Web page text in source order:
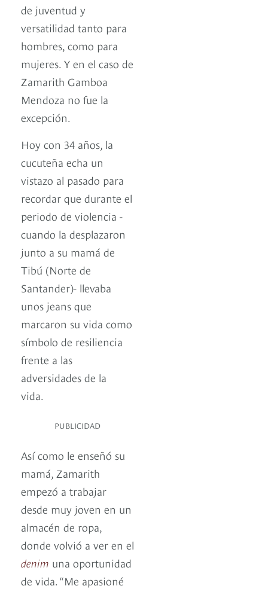
de juventud y
versatilidad tanto para
hombres, como para
mujeres. Y en el caso de
Zamarith Gamboa
Mendoza no fue la
excepción.
Hoy con 34 años, la
cucuteña echa un
vistazo al pasado para
recordar que durante el
periodo de violencia -
cuando la desplazaron
junto a su mamá de
Tibú (Norte de
Santander)- llevaba
unos jeans que
marcaron su vida como
símbolo de resiliencia
frente a las
adversidades de la
vida.
PUBLICIDAD
Así como le enseñó su
mamá, Zamarith
empezó a trabajar
desde muy joven en un
almacén de ropa,
donde volvió a ver en el
denim una oportunidad
de vida. “Me apasioné